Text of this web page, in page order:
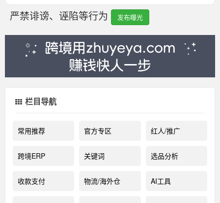
严禁诽谤、诬陷等行为 发布曝光
栏目导航
常用推荐 官方专区 红人/推广
跨境ERP 关键词 选品分析
收款支付 物流/海外仓 AI工具